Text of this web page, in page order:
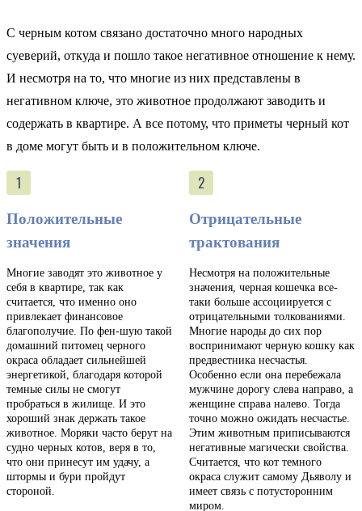
С черным котом связано достаточно много народных
суеверий, откуда и пошло такое негативное отношение к нему.
И несмотря на то, что многие из них представлены в
негативном ключе, это животное продолжают заводить и
содержать в квартире. А все потому, что приметы черный кот
в доме могут быть и в положительном ключе.
Положительные
значения
Многие заводят это животное у
себя в квартире, так как
считается, что именно оно
привлекает финансовое
благополучие. По фен-шую такой
домашний питомец черного
окраса обладает сильнейшей
энергетикой, благодаря которой
темные силы не смогут
пробраться в жилище. И это
хороший знак держать такое
животное. Моряки часто берут на
судно черных котов, веря в то,
что они принесут им удачу, а
штормы и бури пройдут
стороной.
Отрицательные
трактования
Несмотря на положительные
значения, черная кошечка все-
таки больше ассоциируется с
отрицательными толкованиями.
Многие народы до сих пор
воспринимают черную кошку как
предвестника несчастья.
Особенно если она перебежала
мужчине дорогу слева направо, а
женщине справа налево. Тогда
точно можно ожидать несчастье.
Этим животным приписываются
негативные магически свойства.
Считается, что кот темного
окраса служит самому Дьяволу и
имеет связь с потусторонним
миром.